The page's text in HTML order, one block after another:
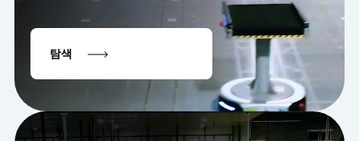
탐색